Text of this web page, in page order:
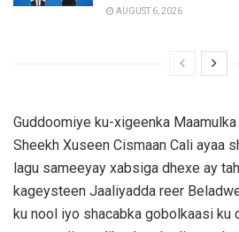
AUGUST 6, 2026
Guddoomiye ku-xigeenka
Sheekh Xuseen Cismaan Cali ayaa
lagu sameeyay xabsiga dhexe ay
kageysteen Jaaliyadda reer
ku nool iyo shacabka gobolkaasi ku